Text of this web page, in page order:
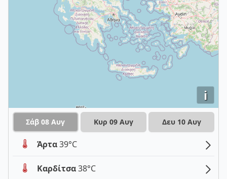
i
Σάβ 08 Αυγ Κυρ 09 Αυγ Δευ 10 Αυγ
Άρτα39°C
Καρδίτσα38°C